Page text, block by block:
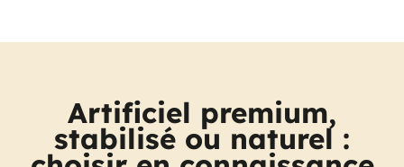
Artificiel premium,
stabilisé ou naturel :